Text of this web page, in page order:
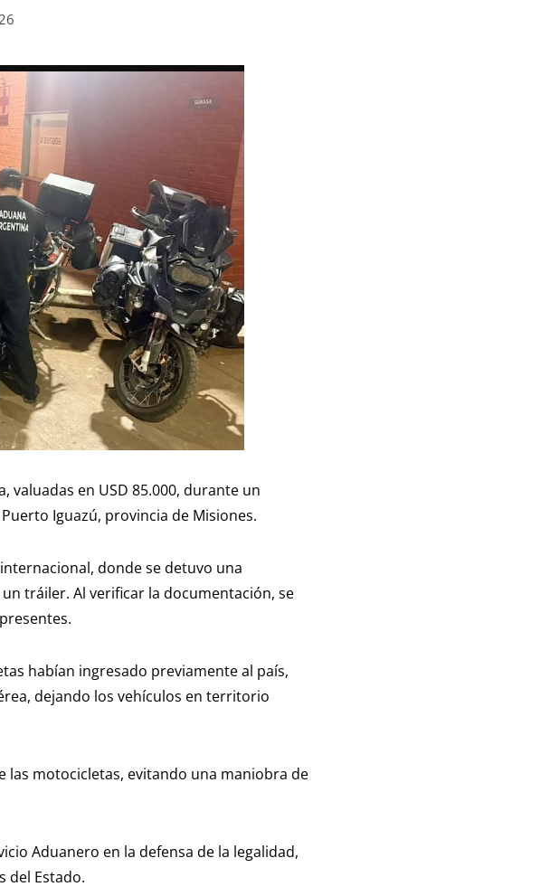
valuadas en USD 85.000, durante un
Iguazú, provincia de Misiones.
donde se detuvo una
tráiler. Al verificar la documentación, se
habían ingresado previamente al país,
dejando los vehículos en territorio
las motocicletas, evitando una maniobra de
Aduanero en la defensa de la legalidad,
del Estado.